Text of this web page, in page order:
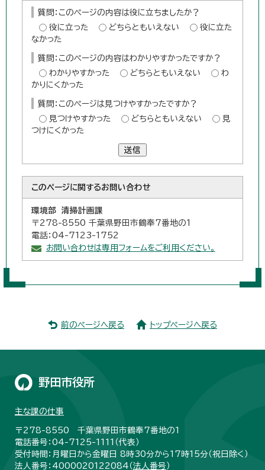
質問：このページの内容は役に立ちましたか？
役に立った
どちらともいえない
役に立た
なかった
質問：このページの内容はわかりやすかったですか？
わかりやすかった
どちらともいえない
わ
かりにくかった
質問：このページは見つけやすかったですか？
見つけやすかった
どちらともいえない
見
つけにくかった
送信
このページに関するお問い合わせ
環境部 清掃計画課
〒278-8550 千葉県野田市鶴奉7番地の1
電話：04-7123-1752
お問い合わせは専用フォームをご利用ください。
前のページへ戻る トップページへ戻る
野田市役所
主な課の仕事
〒278-8550 千葉県野田市鶴奉7番地の1
電話番号：04-7125-1111（代表）
受付時間：月曜日から金曜日 8時30分から17時15分（祝日除く）
法人番号：4000020122084（法人番号 ）